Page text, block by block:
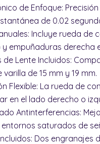
de Enfoque: Precisión
de 0.02
Incluye rueda de
y empuñaduras derecha
de Lente Incluidos:
de 15 mm y 19 mm.
Flexible: La rueda de
en el lado derecho o
Antinterferencias:
saturados de
Dos engranajes